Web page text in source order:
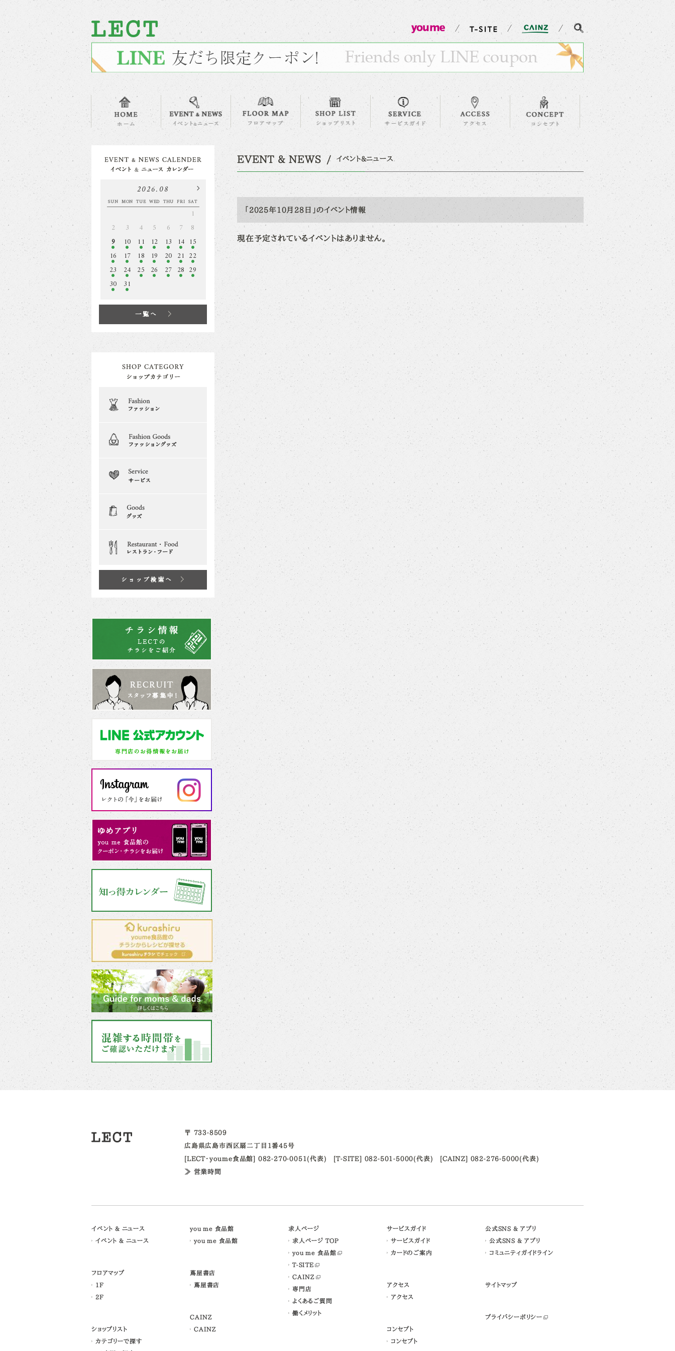
EVENT & NEWS イベント&ニュース
「2025年10月28日」のイベント情報
現在予定されているイベントはありません。
2026.08
SUN MON TUE WED THU FRI SAT
1
2
3 4 5 6 7
8
9
10 11 12 13 14 15
16
17 18 19 20 21 22
23
24 25 26 27 28 29
30 31
〒 733-8509
広島県広島市西区扇二丁目1番45号
[LECT・youme食品館] 082-270-0051(代表)
[T-SITE] 082-501-5000(代表)
[CAINZ] 082-276-5000(代表)
≫ 営業時間
イベント & ニュース
イベント & ニュース
フロアマップ
1F
2F
ショップリスト
カテゴリーで探す
you me 食品館
you me 食品館
蔦屋書店
蔦屋書店
CAINZ
CAINZ
求人ページ
求人ページ TOP
you me 食品館
T-SITE
CAINZ
専門店
よくあるご質問
働くメリット
サービスガイド
サービスガイド
カードのご案内
アクセス
アクセス
コンセプト
コンセプト
公式SNS & アプリ
公式SNS & アプリ
コミュニティガイドライン
サイトマップ
プライバシーポリシー